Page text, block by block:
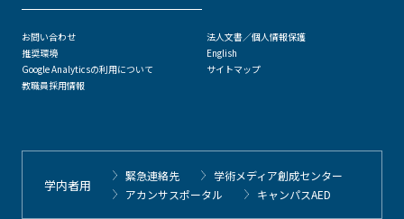
お問い合わせ
推奨環境
Google Analyticsの利用について
教職員採用情報
法人文書／個人情報保護
English
サイトマップ
学内者用
緊急連絡先
学術メディア創成センター
アカンサスポータル
キャンパスAED